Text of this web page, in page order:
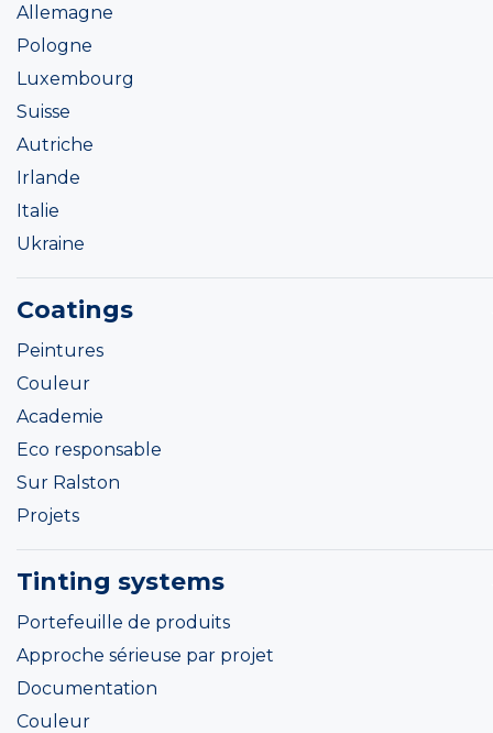
Allemagne
Pologne
Luxembourg
Suisse
Autriche
Irlande
Italie
Ukraine
Coatings
Peintures
Couleur
Academie
Eco responsable
Sur Ralston
Projets
Tinting systems
Portefeuille de produits
Approche sérieuse par projet
Documentation
Couleur